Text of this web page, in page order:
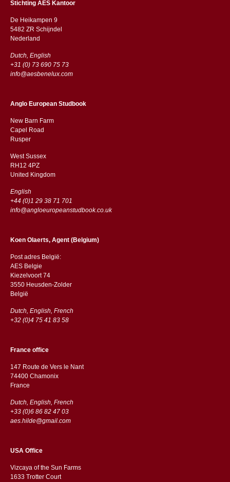
Stichting AES Kantoor
De Heikampen 9
5482 ZR Schijndel
​​Nederland
Dutch, English
+31 (0) 73 690 75 73
info@aesbenelux.com
Anglo European Studbook
New Barn Farm
Capel Road
​​Rusper
West Sussex
RH12 4PZ
​​United Kingdom
English
+44 (0)1 29 38 71 701
info@angloeuropeanstudbook.co.uk
Koen Olaerts, Agent (Belgium)
Post adres België:
AES Belgie
Kiezelvoort 74
3550 Heusden-Zolder
België
Dutch, English, French
+32 (0)4 75 41 83 58
France office
147 Route de Vers le Nant
74400 Chamonix
France
Dutch, English, French
+33 (0)6 86 82 47 03
aes.hilde@gmail.com
USA Office
Vizcaya of the Sun Farms
1633 Trotter Court